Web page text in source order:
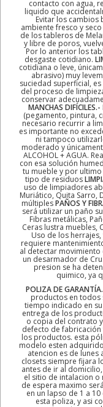
contacto con agua,
liquido que
Evitar los cambios
ambiente fresco y
de los tableros de
y libre de poros,
Por lo anterior los
desgaste cotidiano.
cotidiana o leve,
abrasivo) muy
suciedad superficial,
del proceso de
conservar
MANCHAS DIFÍCILES.-
(pegamento, pintura,
necesario recurrir a
es importante no
ni tampoco
moderado y
ALCOHOL + AGUA.
con esa solución
tu mueble y por
tipo de residuos
uso de limpiadores
Muriático, Quita Sarro,
múltiplesPAÑOS Y
será utilizar un paño
Fibras metálicas,
Ceras lustra muebles,
Uso de los
requiere
al detectar movimiento
un desarmador de
presion se ha
quimico, ya
POLIZA DE
productos en todos
tiempo indicado en
entrega de los
o copia del contrato y
defecto de
los productos. esta
modelo esten
atencion es de lunes
closets siempre fijara
antes de ir al
el sitio de intalacion
de espera maximo
en un lapso de 1 a
esta poliza, y asi